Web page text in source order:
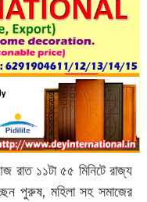
রাত ১১টা ৫৫ মিনিটে রাজ্য
পুরুষ, মহিলা সহ সমাজের